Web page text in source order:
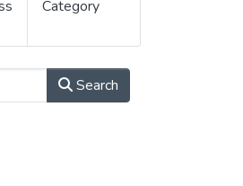
Category
Search